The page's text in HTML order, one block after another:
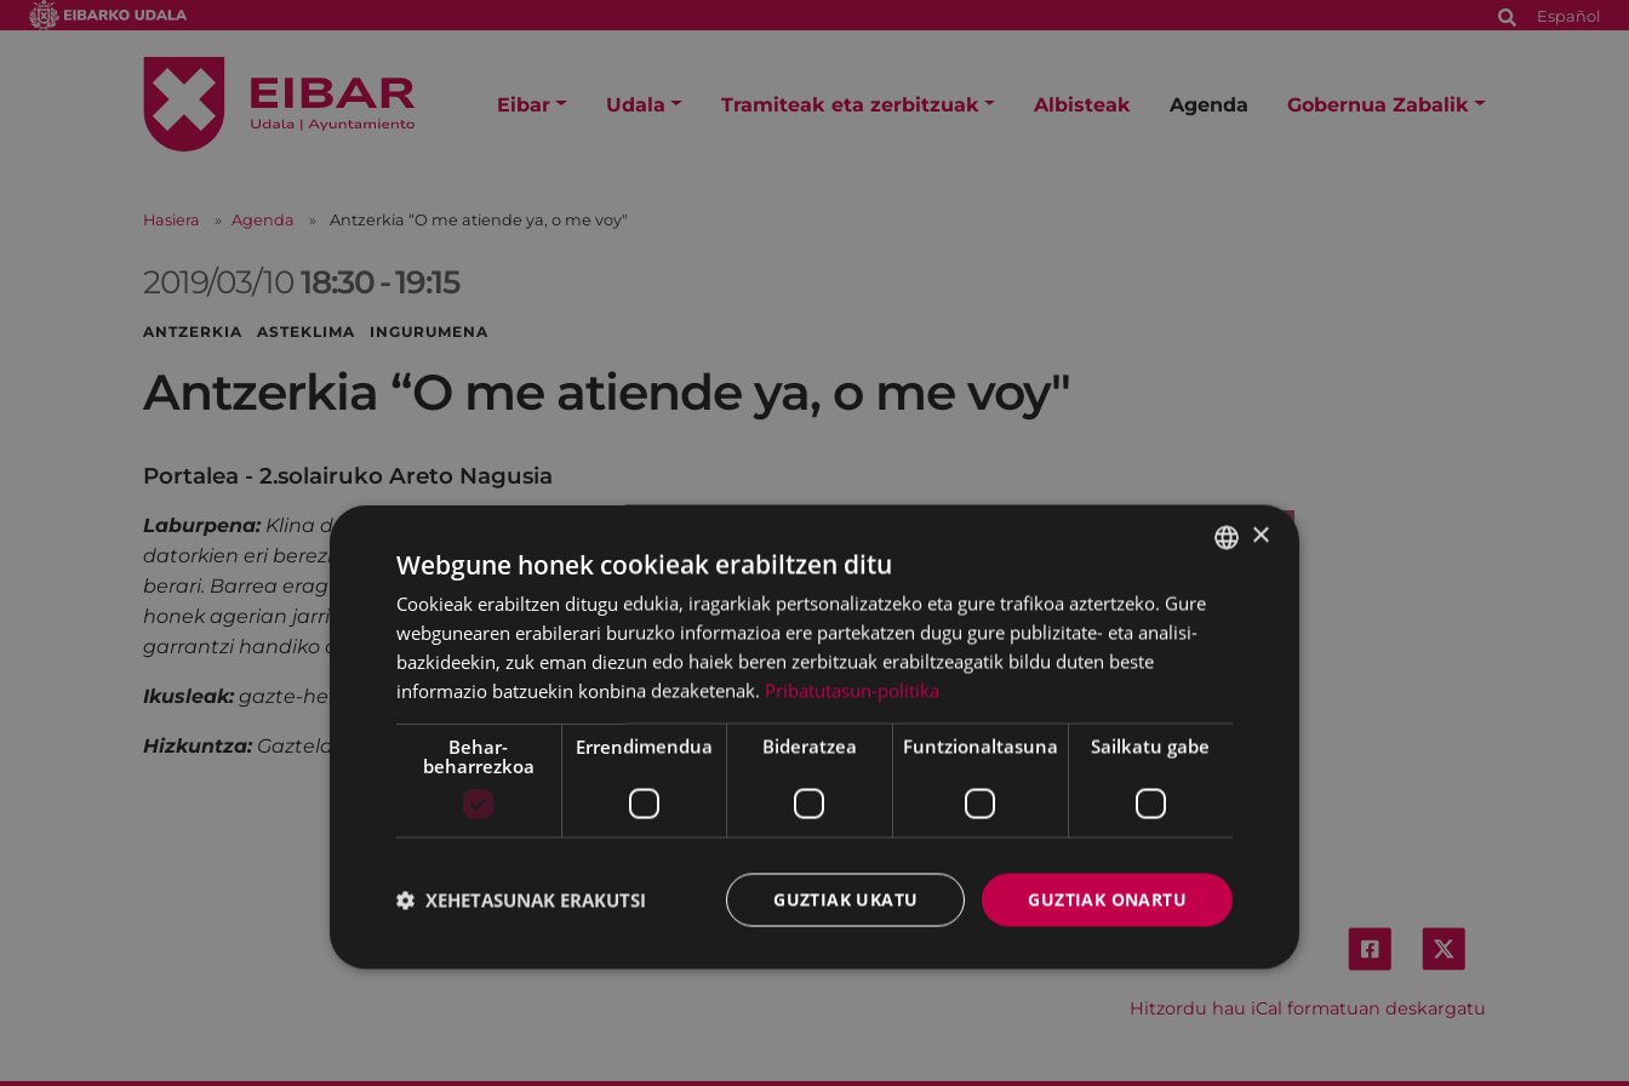
Español
Eibar Udala Tramiteak eta zerbitzuak Albisteak Agenda Gobernua Zabalik
Hasiera Agenda Antzerkia “O me atiende ya, o me voy"
2019/03/1018:30-19:15
ANTZERKIA ASTEKLIMA INGURUMENA
Antzerkia “O me atiende ya, o me voy"
Portalea - 2.solairuko Areto Nagusia
Hitzordu hau iCal formatuan deskargatu
Laburpena: Klina doktore andreak eta Klin doktoreak larri-larri
datorkien eri berezi bati kasu egin behar diote, nori eta Lurrari
berari. Barrea eragiteko moduan montatua izan den ikuskizun
honek agerian jarri nahi ditu klima aldaketarekin lotutako
garrantzi handiko alderdi batzuk.
Ikusleak: gazte-heldua (adingabe lagunduak)
Hizkuntza: Gaztelania // 45 min //Doako sarrera
BASQUE
SPANISH
×
Webgune honek cookieak erabiltzen ditu
Cookieak erabiltzen ditugu edukia, iragarkiak pertsonalizatzeko eta gure trafikoa aztertzeko. Gure
webgunearen erabilerari buruzko informazioa ere partekatzen dugu gure publizitate- eta analisi-
bazkideekin, zuk eman diezun edo haiek beren zerbitzuak erabiltzeagatik bildu duten beste
informazio batzuekin konbina dezaketenak. Pribatutasun-politika
Behar-
beharrezkoa
Errendimendua Bideratzea Funtzionaltasuna Sailkatu gabe
GUZTIAK ONARTU
GUZTIAK UKATU
XEHETASUNAK ERAKUTSI